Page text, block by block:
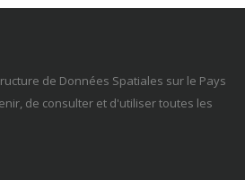
de Données Spatiales sur le Pays
de consulter et d'utiliser toutes les